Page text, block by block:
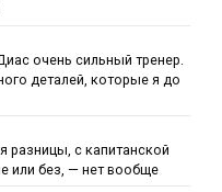
очень сильный тренер.
деталей, которые я до
разницы, с капитанской
или без, — нет вообще